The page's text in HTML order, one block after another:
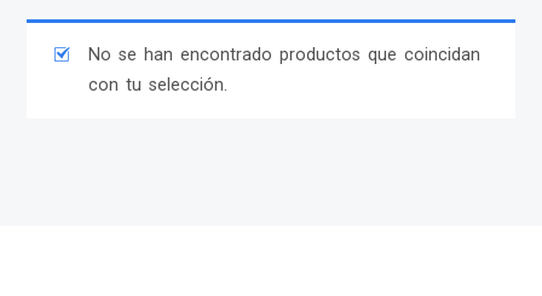
No se han encontrado productos que coincidan
con tu selección.